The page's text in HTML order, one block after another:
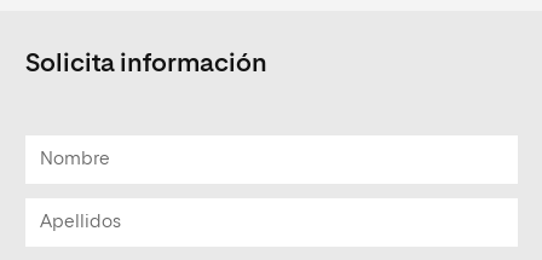
Solicita información